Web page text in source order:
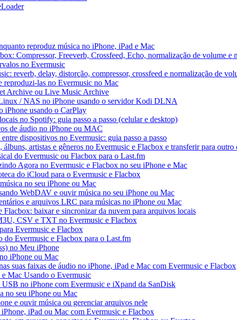
reproduz música no iPhone, iPad e Mac
Compressor, Freeverb, Crossfeed, Echo, normalização de volume e
no Evermusic
reverb, delay, distorção, compressor, crossfeed e normalização de
las no Evermusic no Mac
Archive ou Live Music Archive
/ NAS no iPhone usando o servidor Kodi DLNA
iPhone usando o CarPlay
no Spotify: guia passo a passo (celular e desktop)
de áudio no iPhone ou MAC
dispositivos no Evermusic: guia passo a passo
artistas e gêneros no Evermusic e Flacbox e transferir para
do Evermusic ou Flacbox para o Last.fm
Agora no Evermusic e Flacbox no seu iPhone e Mac
do iCloud para o Evermusic e Flacbox
no seu iPhone ou Mac
WebDAV e ouvir música no seu iPhone ou Mac
e arquivos LRC para músicas no iPhone ou Mac
baixar e sincronizar da nuvem para arquivos locais
CSV e TXT no Evermusic e Flacbox
Evermusic e Flacbox
do Evermusic e Flacbox para o Last.fm
no Meu iPhone
iPhone ou Mac
suas faixas de áudio no iPhone, iPad e Mac com Evermusic e Flacbox
Mac Usando o Evermusic
no iPhone com Evermusic e iXpand da SanDisk
no seu iPhone ou Mac
e ouvir música ou gerenciar arquivos nele
iPad ou Mac com Evermusic e Flacbox